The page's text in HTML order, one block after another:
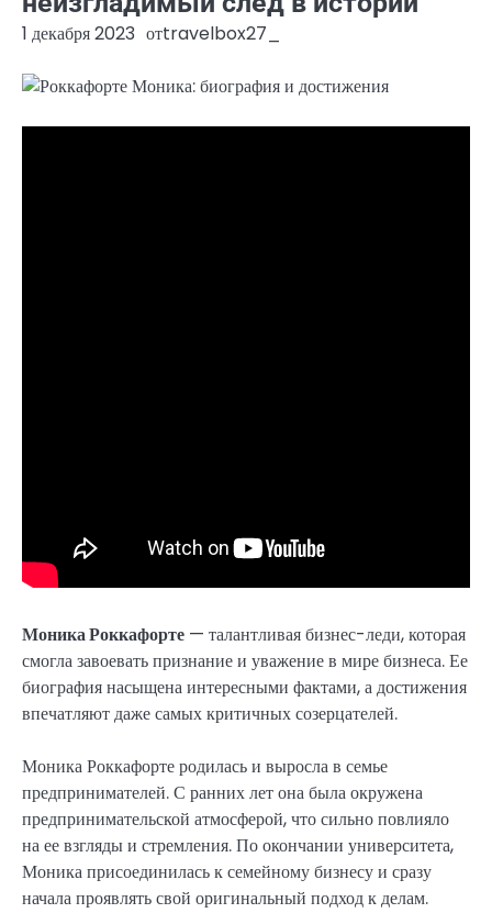
1 декабря 2023 отtravelbox27_
Моника Роккафорте — талантливая бизнес-леди, которая
смогла завоевать признание и уважение в мире бизнеса. Ее
биография насыщена интересными фактами, а достижения
впечатляют даже самых критичных созерцателей.
Моника Роккафорте родилась и выросла в семье
предпринимателей. С ранних лет она была окружена
предпринимательской атмосферой, что сильно повлияло
на ее взгляды и стремления. По окончании университета,
Моника присоединилась к семейному бизнесу и сразу
начала проявлять свой оригинальный подход к делам.